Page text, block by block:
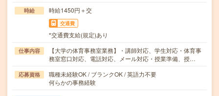
時給 時給1450円＋交
交通費
*交通費支給(規定)あり
仕事内容
【大学の体育事務室業務】・講師対応、学生対応・体育事
務室窓口対応、電話対応、メール対応・授業準備、授…
応募資格
職種未経験OK / ブランクOK / 英語力不要
何らかの事務経験